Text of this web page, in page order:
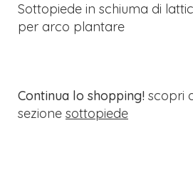
Sottopiede in schiuma di
per arco plantare
Continua lo shopping! scopri
sezione sottopiede